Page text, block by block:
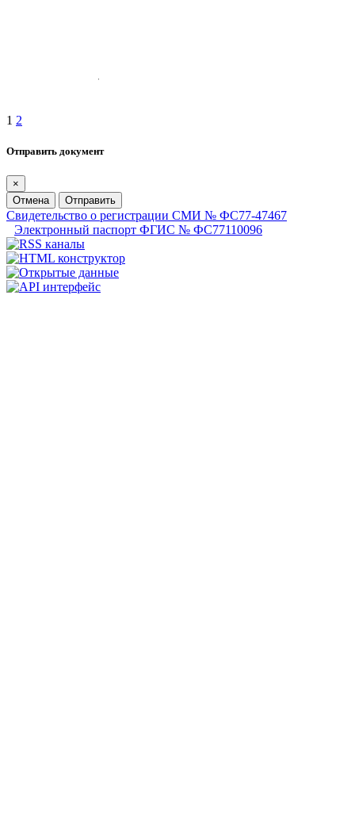
1 2
Отправить документ
×
Отмена
Отправить
Свидетельство о регистрации СМИ № ФС77-47467
Электронный паспорт ФГИС № ФС77110096